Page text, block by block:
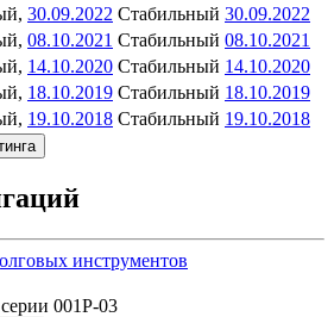
30.09.2022 Стабильный 30.09.2022
08.10.2021 Стабильный 08.10.2021
14.10.2020 Стабильный 14.10.2020
18.10.2019 Стабильный 18.10.2019
19.10.2018 Стабильный 19.10.2018
инструментов
001P-03